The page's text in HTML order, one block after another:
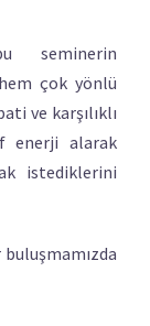
seminerin
çok yönlü
ve karşılıklı
enerji alarak
istediklerini